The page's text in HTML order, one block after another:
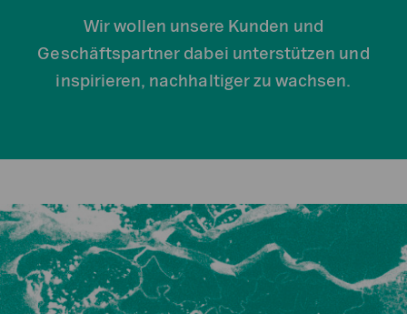
Wir wollen unsere Kunden und
Geschäftspartner dabei unterstützen und
inspirieren, nachhaltiger zu wachsen.